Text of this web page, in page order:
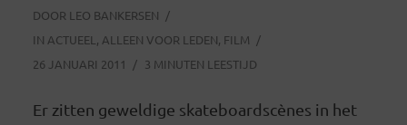
DOOR LEO BANKERSEN
IN ACTUEEL , ALLEEN VOOR LEDEN, FILM
26 JANUARI 2011
3 MINUTEN LEESTIJD
Er zitten geweldige skateboardscènes in het